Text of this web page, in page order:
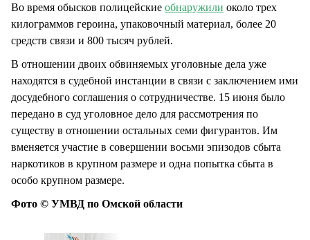
Во время обысков полицейские обнаружили около трех
килограммов героина, упаковочный материал, более 20
средств связи и 800 тысяч рублей.
В отношении двоих обвиняемых уголовные дела уже
находятся в судебной инстанции в связи с заключением ими
досудебного соглашения о сотрудничестве. 15 июня было
передано в суд уголовное дело для рассмотрения по
существу в отношении остальных семи фигурантов. Им
вменяется участие в совершении восьми эпизодов сбыта
наркотиков в крупном размере и одна попытка сбыта в
особо крупном размере.
Фото © УМВД по Омской области